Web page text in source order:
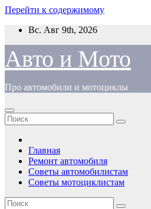
Перейти к содержимому
Вс. Авг 9th, 2026
Авто и Мото
Про автомобили и мотоциклы
Главная
Ремонт автомобиля
Советы автомобилистам
Советы мотоциклистам